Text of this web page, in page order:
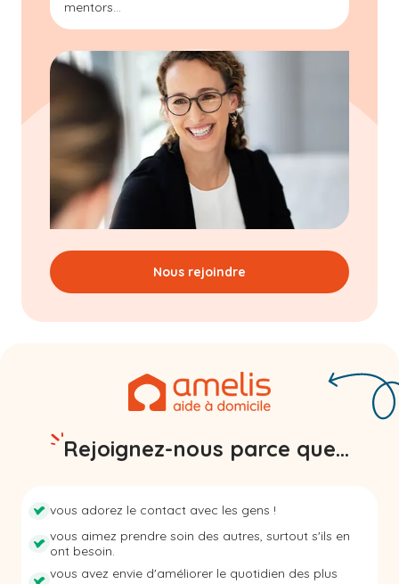
mentors...
Nous rejoindre
Rejoignez-nous parce que...
vous adorez le contact avec les gens !
vous aimez prendre soin des autres, surtout s'ils en
ont besoin.
vous avez envie d'améliorer le quotidien des plus